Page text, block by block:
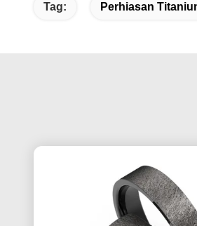
Tag: Perhiasan